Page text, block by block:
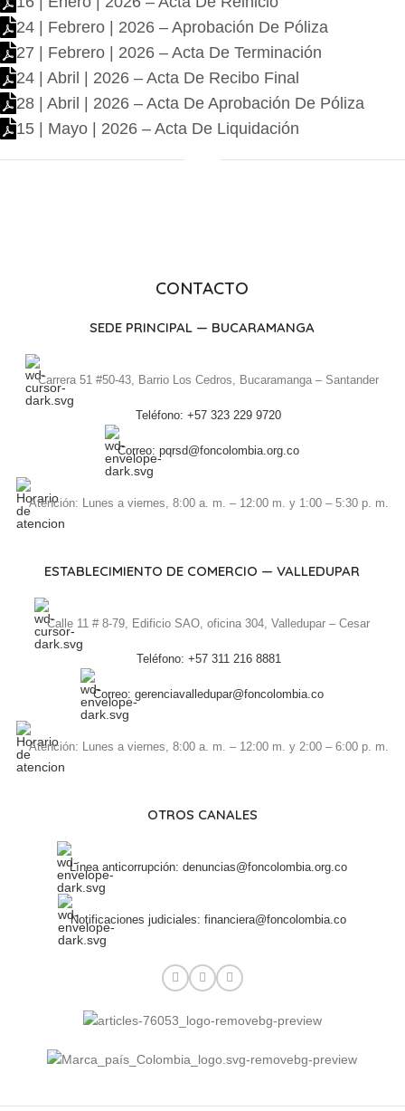
24 | Febrero | 2026 – Aprobación De Póliza
27 | Febrero | 2026 – Acta De Terminación
24 | Abril | 2026 – Acta De Recibo Final
28 | Abril | 2026 – Acta De Aprobación De Póliza
15 | Mayo | 2026 – Acta De Liquidación
CONTACTO
SEDE PRINCIPAL — BUCARAMANGA
Carrera 51 #50-43, Barrio Los Cedros, Bucaramanga – Santander
Teléfono: +57 323 229 9720
Correo: pqrsd@foncolombia.org.co
Atención: Lunes a viernes, 8:00 a. m. – 12:00 m. y 1:00 – 5:30 p. m.
ESTABLECIMIENTO DE COMERCIO — VALLEDUPAR
Calle 11 # 8-79, Edificio SAO, oficina 304, Valledupar – Cesar
Teléfono: +57 311 216 8881
Correo: gerenciavalledupar@foncolombia.co
Atención: Lunes a viernes, 8:00 a. m. – 12:00 m. y 2:00 – 6:00 p. m.
OTROS CANALES
Línea anticorrupción: denuncias@foncolombia.org.co
Notificaciones judiciales: financiera@foncolombia.co